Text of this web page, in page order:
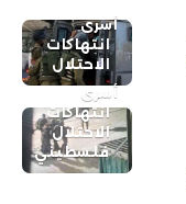
أسرى
انتهاكات
الاحتلال
أسرى
انتهاكات
الاحتلال
فلسطيني